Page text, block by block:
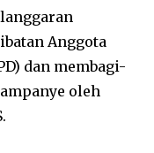
Anggota
dan membagi-
oleh